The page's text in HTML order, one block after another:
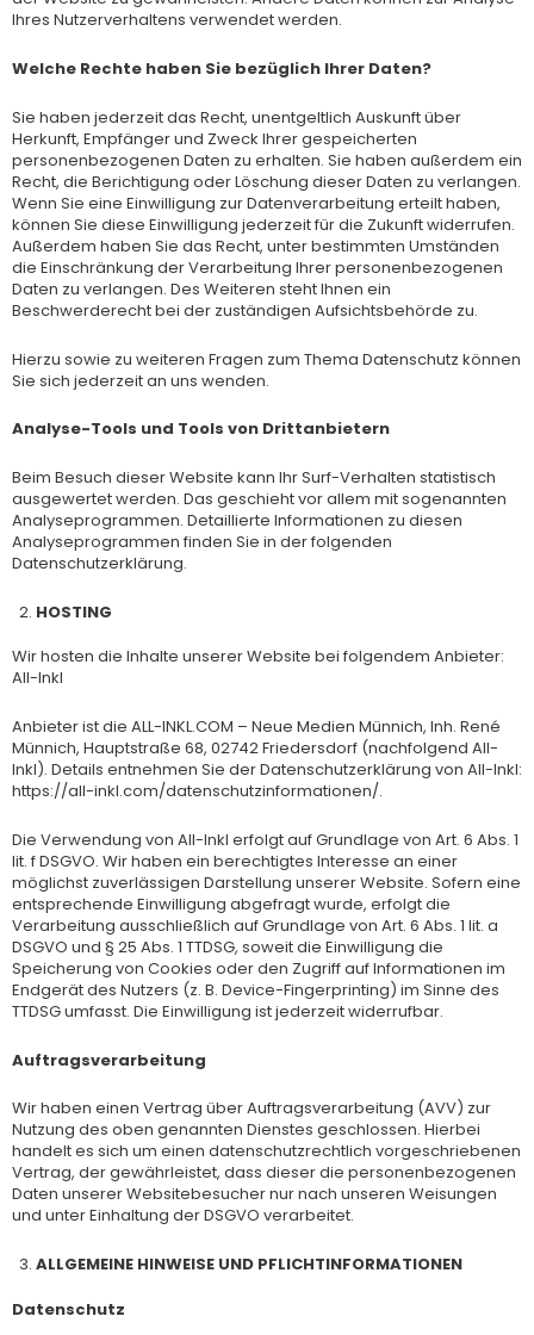
Ihres Nutzerverhaltens verwendet werden.
Welche Rechte haben Sie bezüglich Ihrer Daten?
Sie haben jederzeit das Recht, unentgeltlich Auskunft über
Herkunft, Empfänger und Zweck Ihrer gespeicherten
personenbezogenen Daten zu erhalten. Sie haben außerdem ein
Recht, die Berichtigung oder Löschung dieser Daten zu verlangen.
Wenn Sie eine Einwilligung zur Datenverarbeitung erteilt haben,
können Sie diese Einwilligung jederzeit für die Zukunft widerrufen.
Außerdem haben Sie das Recht, unter bestimmten Umständen
die Einschränkung der Verarbeitung Ihrer personenbezogenen
Daten zu verlangen. Des Weiteren steht Ihnen ein
Beschwerderecht bei der zuständigen Aufsichtsbehörde zu.
Hierzu sowie zu weiteren Fragen zum Thema Datenschutz können
Sie sich jederzeit an uns wenden.
Analyse-Tools und Tools von Drittanbietern
Beim Besuch dieser Website kann Ihr Surf-Verhalten statistisch
ausgewertet werden. Das geschieht vor allem mit sogenannten
Analyseprogrammen. Detaillierte Informationen zu diesen
Analyseprogrammen finden Sie in der folgenden
Datenschutzerklärung.
HOSTING
Wir hosten die Inhalte unserer Website bei folgendem Anbieter:
All-Inkl
Anbieter ist die ALL-INKL.COM – Neue Medien Münnich, Inh. René
Münnich, Hauptstraße 68, 02742 Friedersdorf (nachfolgend All-
Inkl). Details entnehmen Sie der Datenschutzerklärung von All-Inkl:
https://all-inkl.com/datenschutzinformationen/.
Die Verwendung von All-Inkl erfolgt auf Grundlage von Art. 6 Abs. 1
lit. f DSGVO. Wir haben ein berechtigtes Interesse an einer
möglichst zuverlässigen Darstellung unserer Website. Sofern eine
entsprechende Einwilligung abgefragt wurde, erfolgt die
Verarbeitung ausschließlich auf Grundlage von Art. 6 Abs. 1 lit. a
DSGVO und § 25 Abs. 1 TTDSG, soweit die Einwilligung die
Speicherung von Cookies oder den Zugriff auf Informationen im
Endgerät des Nutzers (z. B. Device-Fingerprinting) im Sinne des
TTDSG umfasst. Die Einwilligung ist jederzeit widerrufbar.
Auftragsverarbeitung
Wir haben einen Vertrag über Auftragsverarbeitung (AVV) zur
Nutzung des oben genannten Dienstes geschlossen. Hierbei
handelt es sich um einen datenschutzrechtlich vorgeschriebenen
Vertrag, der gewährleistet, dass dieser die personenbezogenen
Daten unserer Websitebesucher nur nach unseren Weisungen
und unter Einhaltung der DSGVO verarbeitet.
ALLGEMEINE HINWEISE UND PFLICHTINFORMATIONEN
Datenschutz